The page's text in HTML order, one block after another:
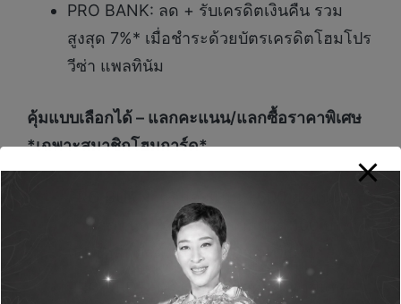
PRO BANK: ลด + รับเครดิตเงินคืน รวม
สูงสุด 7%* เมื่อชำระด้วยบัตรเครดิตโฮมโปร
วีซ่า แพลทินัม
คุ้มแบบเลือกได้ – แลกคะแนน/แลกซื้อราคาพิเศษ
*เฉพาะสมาชิกโฮมการ์ด*
ส่วนลดทันที 229 บาท (จากปกติ 100 บาท)
เพื่อซื้อสินค้าตั้งแต่ 2,000 บาทขึ้นไป*
PRO REDEEM: แลกซื้อสินค้าราคาพิเศษ